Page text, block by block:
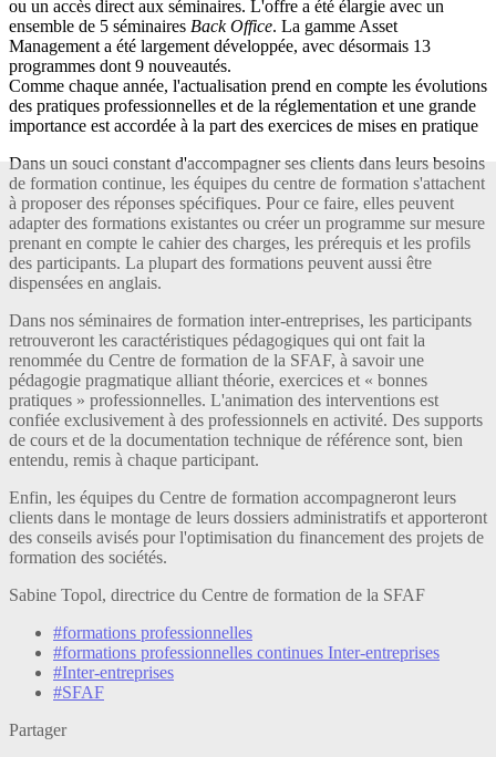
ou un accès direct aux séminaires. L'offre a été élargie avec un
ensemble de 5 séminaires Back Office. La gamme Asset
Management a été largement développée, avec désormais 13
programmes dont 9 nouveautés.
Comme chaque année, l'actualisation prend en compte les évolutions
des pratiques professionnelles et de la réglementation et une grande
importance est accordée à la part des exercices de mises en pratique
Dans un souci constant d'accompagner ses clients dans leurs besoins
de formation continue, les équipes du centre de formation s'attachent
à proposer des réponses spécifiques. Pour ce faire, elles peuvent
adapter des formations existantes ou créer un programme sur mesure
prenant en compte le cahier des charges, les prérequis et les profils
des participants. La plupart des formations peuvent aussi être
dispensées en anglais.
Dans nos séminaires de formation inter-entreprises, les participants
retrouveront les caractéristiques pédagogiques qui ont fait la
renommée du Centre de formation de la SFAF, à savoir une
pédagogie pragmatique alliant théorie, exercices et « bonnes
pratiques » professionnelles. L'animation des interventions est
confiée exclusivement à des professionnels en activité. Des supports
de cours et de la documentation technique de référence sont, bien
entendu, remis à chaque participant.
Enfin, les équipes du Centre de formation accompagneront leurs
clients dans le montage de leurs dossiers administratifs et apporteront
des conseils avisés pour l'optimisation du financement des projets de
formation des sociétés.
Sabine Topol, directrice du Centre de formation de la SFAF
#formations professionnelles
#formations professionnelles continues Inter-entreprises
#Inter-entreprises
#SFAF
Partager